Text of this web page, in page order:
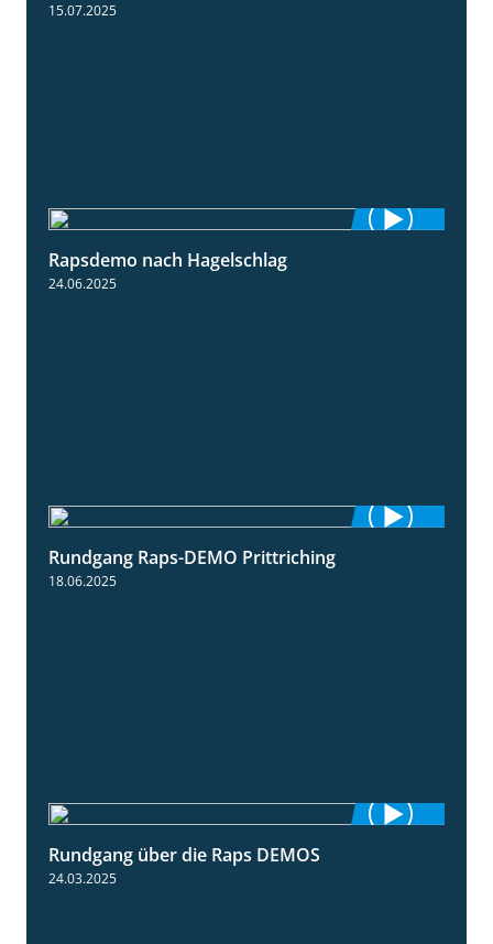
15.07.2025
Rapsdemo nach Hagelschlag
24.06.2025
Rundgang Raps-DEMO Prittriching
18.06.2025
Rundgang über die Raps DEMOS
24.03.2025